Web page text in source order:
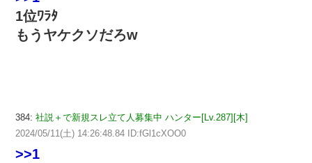
1位ﾜﾗﾀ
もうヤケクソだろw
384: 社説＋で新規スレ立て人募集中 ハンター[Lv.287][木]
2024/05/11(土) 14:26:48.84 ID:fGl1cXOO0
>>1